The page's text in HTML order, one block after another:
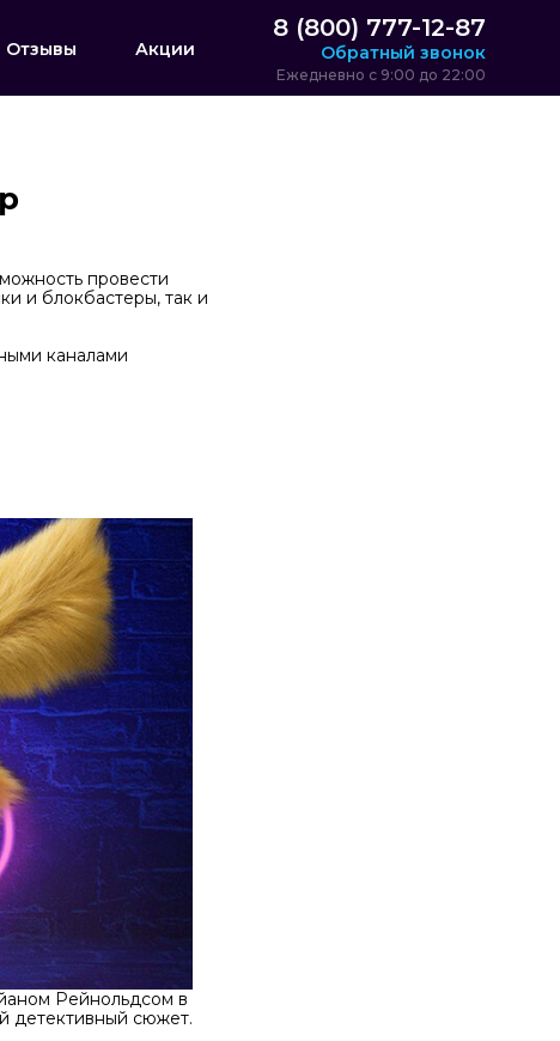
Отзывы Акции
8 (800) 777-12-87
Обратный звонок
Ежедневно с 9:00 до 22:00
провести
и блокбастеры, так и
каналами
Рейнольдсом в
детективный сюжет.